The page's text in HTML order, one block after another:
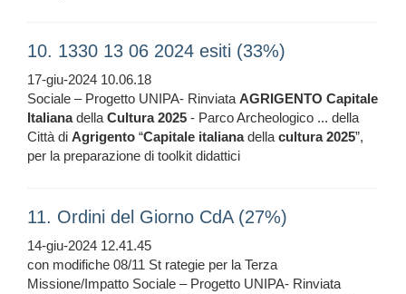
10. 1330 13 06 2024 esiti (33%)
17-giu-2024 10.06.18
Sociale – Progetto UNIPA- RinviataAGRIGENTO Capitale
ItalianadellaCultura 2025 - Parco Archeologico ... della
Città di Agrigento “Capitale italianadellacultura 2025”,
per la preparazione di toolkit didattici
11. Ordini del Giorno CdA (27%)
14-giu-2024 12.41.45
con modifiche 08/11 St rategie per la Terza
Missione/Impatto Sociale – Progetto UNIPA- Rinviata